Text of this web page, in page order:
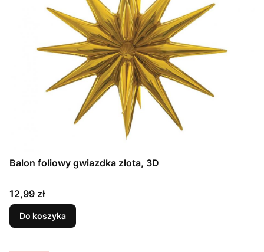
Balon foliowy gwiazdka złota, 3D
Cena
12,99 zł
Do koszyka